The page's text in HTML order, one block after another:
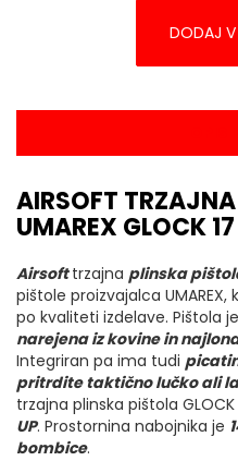
DODAJ
AIRSOFT
UMAREX GLOCK
Airsofttrzajna plinska
pištole proizvajalca
po kvaliteti izdelave. Pištola
narejena iz kovine in
Integriran pa ima tudi
pritrdite taktično lučko ali
trzajna plinska pištola
UP. Prostornina nabojnika je
bombice.